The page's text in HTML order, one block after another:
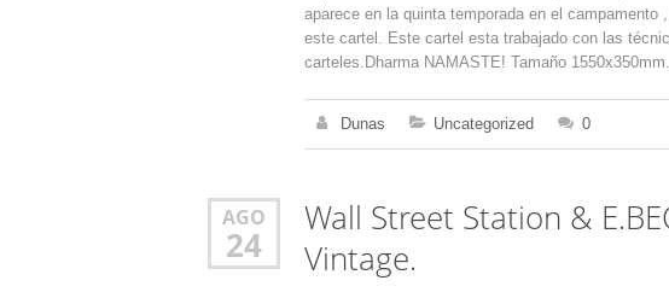
aparece en la quinta temporada en el
este cartel. Este cartel esta trabajado con las
carteles.Dharma NAMASTE! Tamaño
Dunas Uncategorized 0
AGO
24
Wall Street Station &
Vintage.